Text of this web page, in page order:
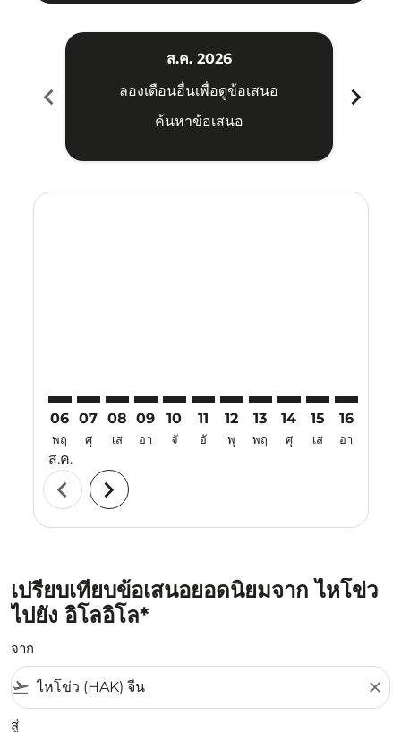
chevron_left
ส.ค. 2026
ลองเดือนอื่นเพื่อดูข้อเสนอ
ค้นหาข้อเสนอ
chevron_right
06
พฤ
ส.ค.
07
ศุ
08
เส
09
อา
10
จั
11
อั
12
พุ
13
พฤ
14
ศุ
15
เส
16
อา
chevron_left chevron_right
เปรียบเทียบข้อเสนอยอดนิยมจาก ไหโข่ว
ไปยัง อิโลอิโล*
จาก
flight_takeoff close
สู่